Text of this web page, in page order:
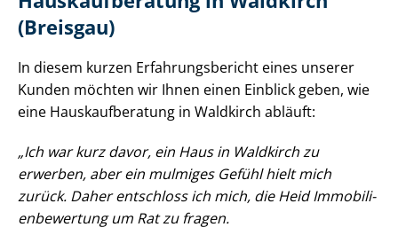
(Breisgau)
In diesem kurzen Er­fah­rungs­be­richt eines unserer
Kunden möchten wir Ihnen einen Einblick geben, wie
eine Haus­kauf­be­ra­tung in Waldkirch abläuft:
„Ich war kurz davor, ein Haus in Waldkirch zu
erwerben, aber ein mulmiges Gefühl hielt mich
zurück. Daher entschloss ich mich, die Heid Im­mo­bi­li­
en­be­wer­tung um Rat zu fragen.